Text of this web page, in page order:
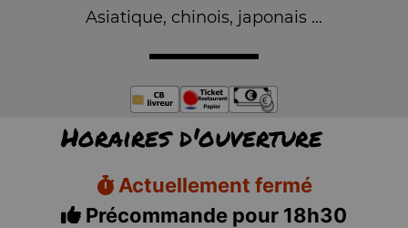
Asiatique, chinois, japonais ...
Horaires d'ouverture
Actuellement fermé
Précommande pour 18h30